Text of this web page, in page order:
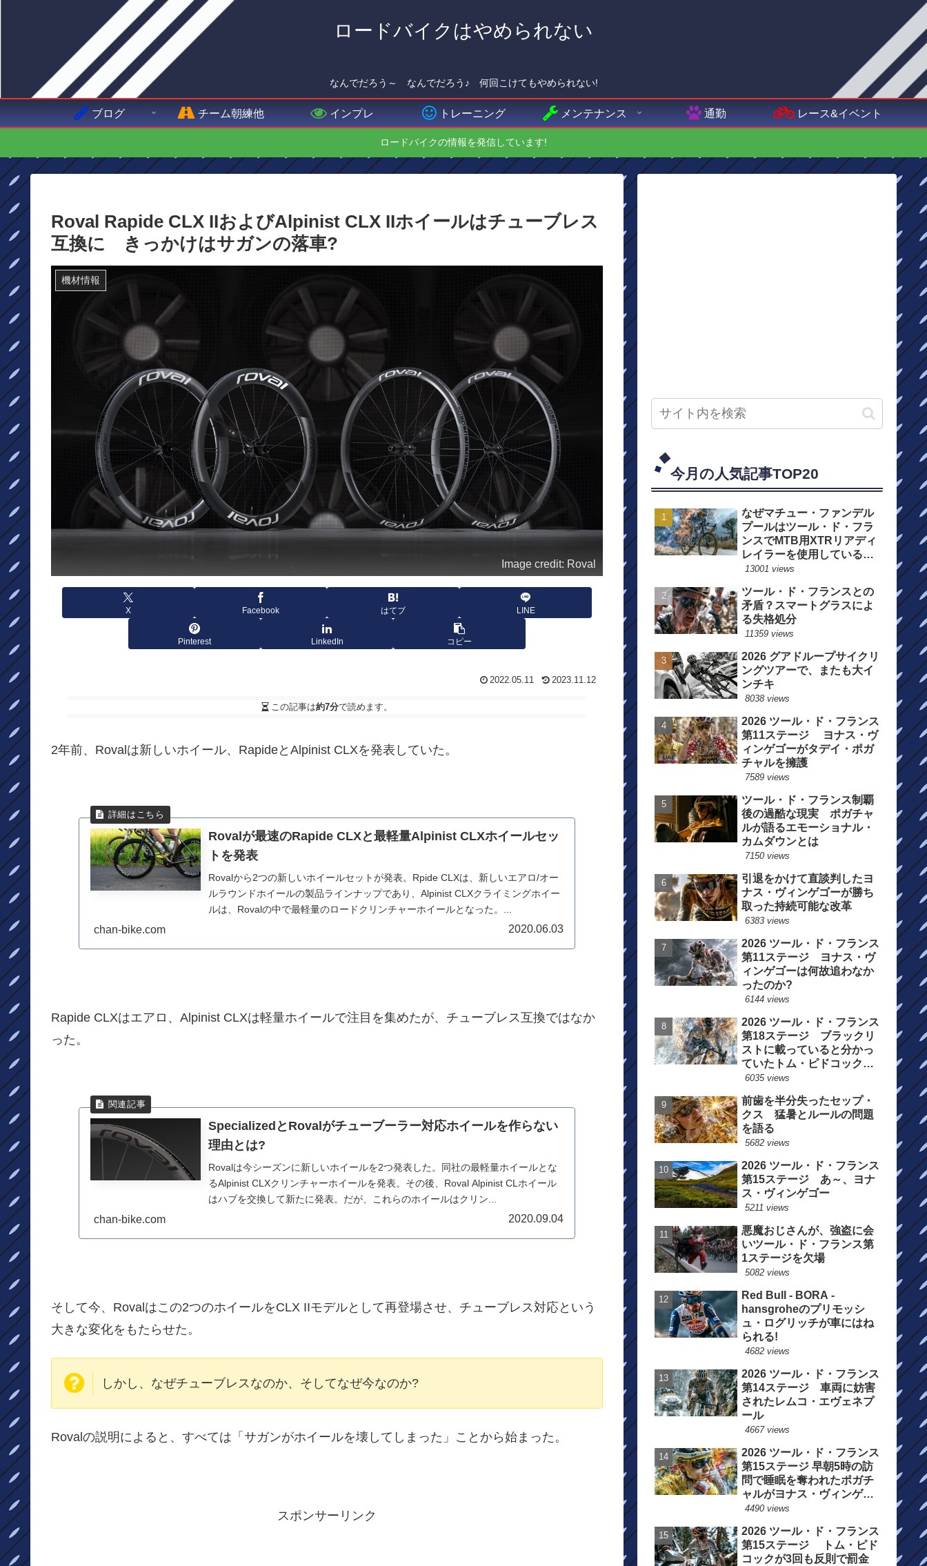
ロードバイクはやめられない
なんでだろう～ なんでだろう♪ 何回こけてもやめられない!
ブログ チーム朝練他 インプレ トレーニング メンテナンス 通勤 レース&イベント
ロードバイクの情報を発信しています!
Roval Rapide CLX IIおよびAlpinist CLX IIホイールはチューブレス
互換に きっかけはサガンの落車?
機材情報
Image credit: Roval
X Facebook はてブ LINE
Pinterest LinkedIn コピー
2022.05.11 2023.11.12
この記事は約7分で読めます。
2年前、Rovalは新しいホイール、RapideとAlpinist CLXを発表していた。
Rovalが最速のRapide CLXと最軽量Alpinist CLXホイールセッ
トを発表
Rovalから2つの新しいホイールセットが発表。Rpide CLXは、新しいエアロ/オー
ルラウンドホイールの製品ラインナップであり、Alpinist CLXクライミングホイー
ルは、Rovalの中で最軽量のロードクリンチャーホイールとなった。...
chan-bike.com 2020.06.03
Rapide CLXはエアロ、Alpinist CLXは軽量ホイールで注目を集めたが、チューブレス互換ではなか
った。
SpecializedとRovalがチューブーラー対応ホイールを作らない
理由とは?
Rovalは今シーズンに新しいホイールを2つ発表した。同社の最軽量ホイールとな
るAlpinist CLXクリンチャーホイールを発表。その後、Roval Alpinist CLホイール
はハブを交換して新たに発表。だが、これらのホイールはクリン...
chan-bike.com 2020.09.04
そして今、Rovalはこの2つのホイールをCLX IIモデルとして再登場させ、チューブレス対応という
大きな変化をもたらせた。
しかし、なぜチューブレスなのか、そしてなぜ今なのか?
Rovalの説明によると、すべては「サガンがホイールを壊してしまった」ことから始まった。
スポンサーリンク
今月の人気記事TOP20
なぜマチュー・ファンデル
プールはツール・ド・フラ
ンスでMTB用XTRリアディ
レイラーを使用しているの
か？
13001 views
ツール・ド・フランスとの
矛盾？スマートグラスによ
る失格処分
11359 views
2026 グアドループサイクリ
ングツアーで、またも大イ
ンチキ
8038 views
2026 ツール・ド・フランス
第11ステージ ヨナス・ヴ
ィンゲゴーがタデイ・ポガ
チャルを擁護
7589 views
ツール・ド・フランス制覇
後の過酷な現実 ポガチャ
ルが語るエモーショナル・
カムダウンとは
7150 views
引退をかけて直談判したヨ
ナス・ヴィンゲゴーが勝ち
取った持続可能な改革
6383 views
2026 ツール・ド・フランス
第11ステージ ヨナス・ヴ
ィンゲゴーは何故追わなか
ったのか?
6144 views
2026 ツール・ド・フランス
第18ステージ ブラックリ
ストに載っていると分かっ
ていたトム・ピドコックは
総合順位死守に
6035 views
前歯を半分失ったセップ・
クス 猛暑とルールの問題
を語る
5682 views
2026 ツール・ド・フランス
第15ステージ あ～、ヨナ
ス・ヴィンゲゴー
5211 views
悪魔おじさんが、強盗に会
いツール・ド・フランス第
1ステージを欠場
5082 views
Red Bull - BORA -
hansgroheのプリモッシ
ュ・ログリッチが車にはね
られる!
4682 views
2026 ツール・ド・フランス
第14ステージ 車両に妨害
されたレムコ・エヴェネプ
ール
4667 views
2026 ツール・ド・フランス
第15ステージ 早朝5時の訪
問で睡眠を奪われたポガチ
ャルがヨナス・ヴィンゲゴ
ーの離脱を惜しむ
4490 views
2026 ツール・ド・フランス
第15ステージ トム・ピド
コックが3回も反則で罰金